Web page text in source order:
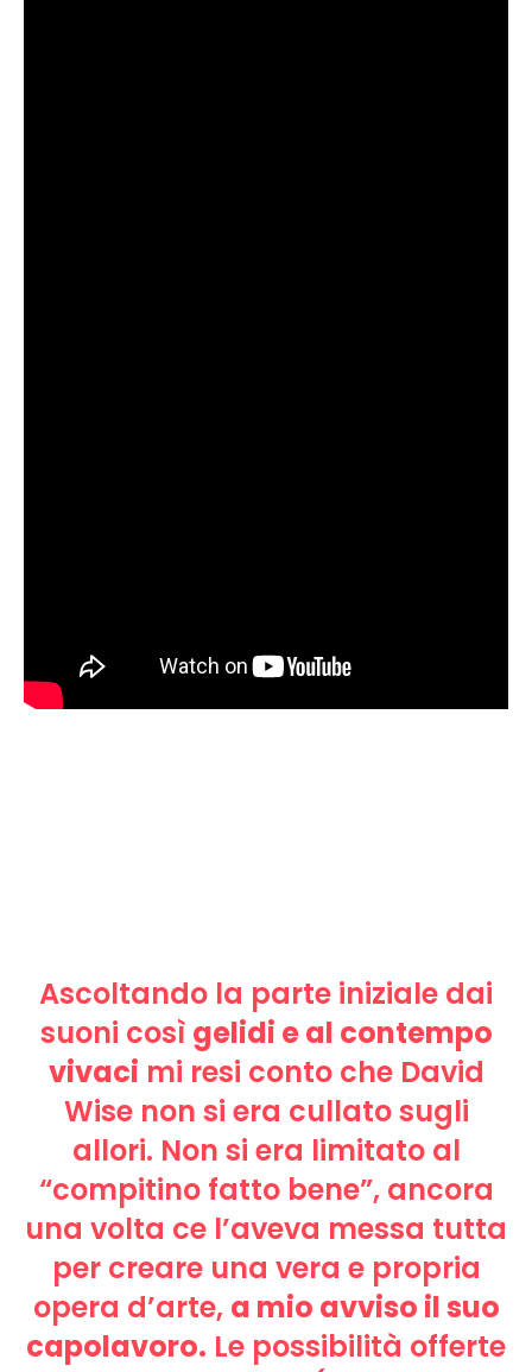
Ascoltando la parte iniziale dai
suoni così gelidi e al contempo
vivaci mi resi conto che David
Wise non si era cullato sugli
allori. Non si era limitato al
“compitino fatto bene”, ancora
una volta ce l’aveva messa tutta
per creare una vera e propria
opera d’arte, a mio avviso il suo
capolavoro. Le possibilità offerte